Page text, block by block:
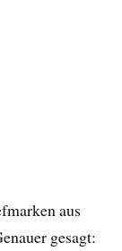
aus
gesagt: